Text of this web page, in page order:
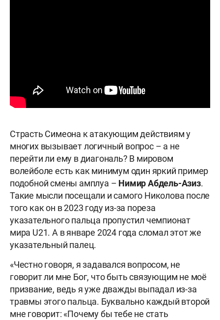
Страсть Симеона к атакующим действиям у
многих вызывает логичный вопрос – а не
перейти ли ему в диагональ? В мировом
волейболе есть как минимум один яркий пример
подобной смены амплуа – Нимир Абдель-Азиз.
Такие мысли посещали и самого Николова после
того как он в 2023 году из-за пореза
указательного пальца пропустил чемпионат
мира U21. А в январе 2024 года сломал этот же
указательный палец.
«Честно говоря, я задавался вопросом, не
говорит ли мне Бог, что быть связующим не моё
призвание, ведь я уже дважды выпадал из-за
травмы этого пальца. Буквально каждый второй
мне говорит: «Почему бы тебе не стать